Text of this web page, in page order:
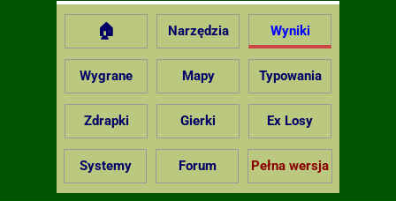
🏠 Narzędzia Wyniki
Wygrane Mapy Typowania
Zdrapki Gierki Ex Losy
Systemy Forum Pełna wersja